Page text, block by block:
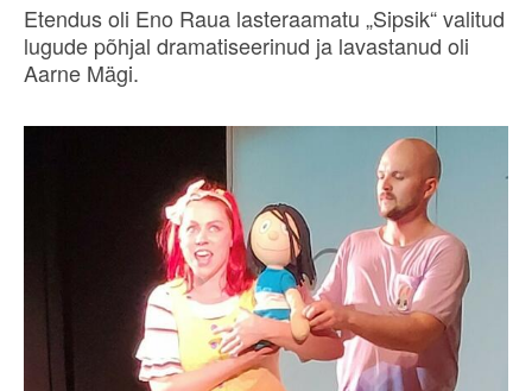
Etendus oli Eno Raua lasteraamatu „Sipsik“ valitud
lugude põhjal dramatiseerinud ja lavastanud oli
Aarne Mägi.